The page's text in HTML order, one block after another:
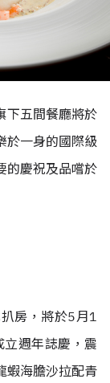
下五間餐廳將於
於一身的國際級
的慶祝及品嚐於
房，將於5月1
週年誌慶，震
蝦海膽沙拉配青